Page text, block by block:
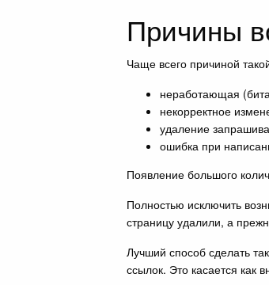
Причины
Чаще всего причиной
неработающая
некорректное
удаление
ошибка при
Появление большого
Полностью исключить
страницу удалили, а
Лучший способ сделать
ссылок. Это касается как